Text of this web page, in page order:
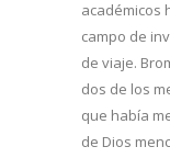
académicos
campo de
de viaje.
dos de los
que había
de Dios